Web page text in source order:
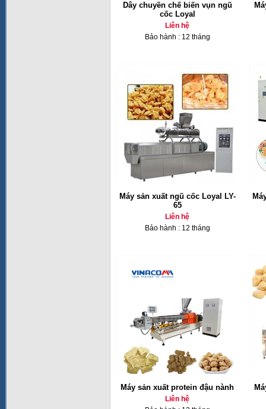
Dây chuyền chế biến vụn ngũ
cốc Loyal
Liên hệ
Bảo hành : 12 tháng
Máy sản xuất ngũ cốc Loyal LY-
65
Liên hệ
Bảo hành : 12 tháng
Máy sản xuất protein đậu nành
Liên hệ